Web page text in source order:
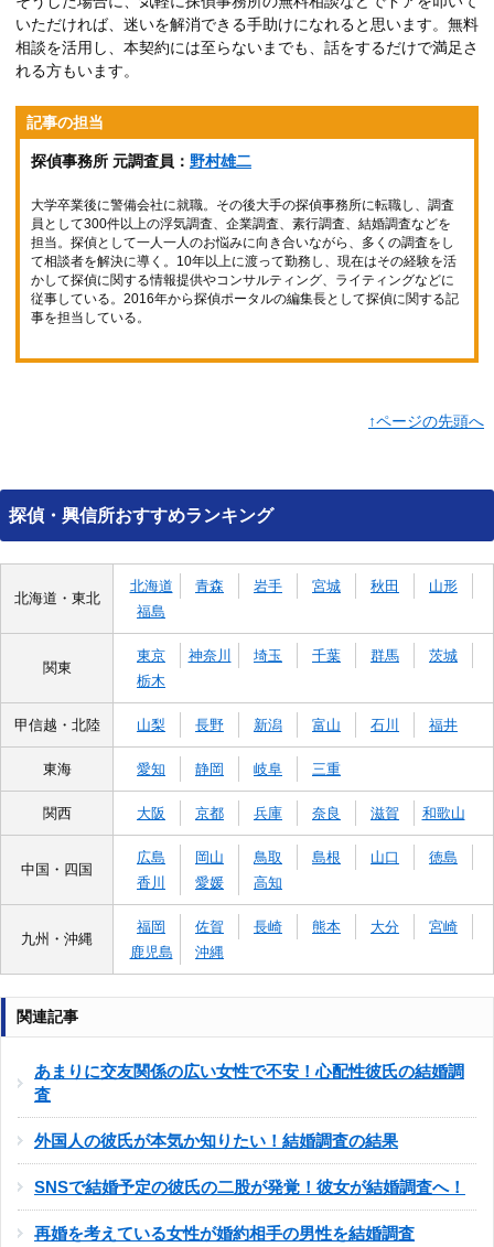
いただければ、迷いを解消できる手助けになれると思います。無料
相談を活用し、本契約には至らないまでも、話をするだけで満足さ
れる方もいます。
記事の担当
探偵事務所 元調査員： 野村雄二
大学卒業後に警備会社に就職。その後大手の探偵事務所に転職し、調査
員として300件以上の浮気調査、企業調査、素行調査、結婚調査などを
担当。探偵として一人一人のお悩みに向き合いながら、多くの調査をし
て相談者を解決に導く。10年以上に渡って勤務し、現在はその経験を活
かして探偵に関する情報提供やコンサルティング、ライティングなどに
従事している。2016年から探偵ポータルの編集長として探偵に関する記
事を担当している。
↑ページの先頭へ
探偵・興信所おすすめランキング
北海道・東北
北海道 青森 岩手 宮城 秋田
山形
福島
関東
東京 神奈川 埼玉 千葉 群馬
茨城
栃木
甲信越・北陸 山梨 長野 新潟 富山 石川 福井
東海 愛知 静岡 岐阜 三重
関西 大阪 京都 兵庫 奈良 滋賀 和歌山
中国・四国
広島 岡山 鳥取 島根 山口
徳島
香川
愛媛 高知
九州・沖縄
福岡 佐賀 長崎 熊本 大分
宮崎
鹿児島
沖縄
関連記事
あまりに交友関係の広い女性で不安！心配性彼氏の結婚調
査
外国人の彼氏が本気か知りたい！結婚調査の結果
SNSで結婚予定の彼氏の二股が発覚！彼女が結婚調査へ！
再婚を考えている女性が婚約相手の男性を結婚調査